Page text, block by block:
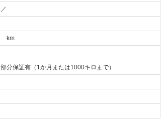
／
km
部分保証有（1か月または1000キロまで）